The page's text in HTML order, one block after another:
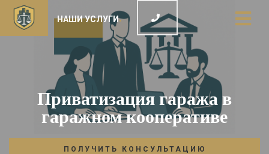
НАШИ УСЛУГИ
Приватизация гаража в
гаражном кооперативе
ПОЛУЧИТЬ КОНСУЛЬТАЦИЮ